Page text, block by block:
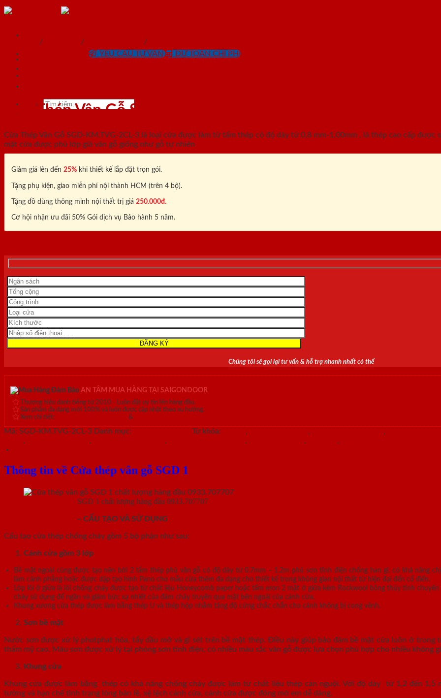
Skip
YÊU CẦU TƯ VẤN DỰ TOÁN CHI PHÍ
Tìm
/ / /
Cửa Thép Vân Gỗ SGD-KM.TVG-2CL-3
Cửa Thép Vân Gỗ SGD-KM.TVG-2CL-3 là loại cửa được làm từ tấm thép có độ dày từ 0,8 mm-1.00mm , là thép cao cấp được
mặt cửa được phủ lớp giả vân gỗ giống như gỗ tự nhiên
Giảm giá lên đến 25% khi thiết kế lắp đặt trọn gói.
Tặng phụ kiện, giao miễn phí nội thành HCM (trên 4 bộ).
Tặng đồ dùng thông minh nội thất trị giá 250.000đ.
Cơ hội nhận ưu đãi 50% Gói dịch vụ Bảo hành 5 năm.
Chúng tôi sẽ gọi lại tư vấn & hỗ trợ nhanh nhất có thể
AN TÂM MUA HÀNG TẠI SAIGONDOOR
Thương hiệu danh tiếng từ 2010 - Luôn đặt uy tín lên hàng đầu.
Sản phẩm đa dạng mới 100% và luôn được cập nhật theo xu hướng.
Xem chi tiết:
&
Mã: SGD-KM.TVG-2CL-3 Danh mục: Từ khóa: , , ,
, , , , , ,
Thông tin về Cửa thép vân gỗ SGD 1
SGD 1 chất lượng hàng đầu 0933.707707
– CẤU TẠO VÀ SỬ DỤNG
Cấu tạo cửa thép chống cháy gồm 5 bộ phận như sau:
Cánh cửa gồm 3 lớp
Bề mặt ngoài cùng được tạo nên bởi 2 tấm thép phủ vân gỗ có độ dày từ 0.7mm – 1.2m phủ sơn tĩnh điện chống han gỉ, có khả năng
làm cánh phẳng hoặc được dập tạo hình Pano cho mẫu cửa thêm đa dạng cho thiết kế trong không gian nội thất từ hiện đại đến cổ điển.
Lớp lõi ở giữa là lõi chống cháy được tạo từ chất liệu Honeycomb paper hoặc tấm eron 2 mặt ở giữa kèm Rockwool bông thủy tinh
cháy sử dụng để ngăn và giảm bức xạ nhiệt của đám cháy truyền qua mặt bên ngoài của cánh cửa.
Khung xương cửa thép được làm bằng thép U và thép hộp nhằm tăng độ cứng chắc chắn cho cánh không bị cong vênh.
Sơn bề mặt
Nước sơn được xử lý photphat hóa, tẩy dầu mỡ và gỉ sét trên bề mặt thép. Điều này giúp bảo đảm bề mặt cửa luôn ở
thẩm mỹ cao. Màu sơn được xử lý tại phòng sơn tĩnh điện, có nhiều màu sắc vân gỗ được lựa chọn phù hợp cho nhiều không
Khung cửa
Khung cửa được làm bằng thép có khả năng chống cháy được làm từ chất liệu thép cán nguội. Với độ dày từ 1,2 đến 1,5
tường và hạn chế tình trạng lỏng bản lề, xệ lệch cánh cửa, cánh cửa được đóng mở em dễ dàng.